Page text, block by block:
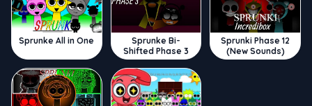
Sprunke All in One
Sprunke Bi-
Shifted Phase 3
Sprunki Phase 12
(New Sounds)